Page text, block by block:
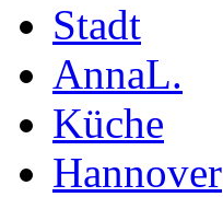
Stadt
AnnaL.
Küche
Hannover